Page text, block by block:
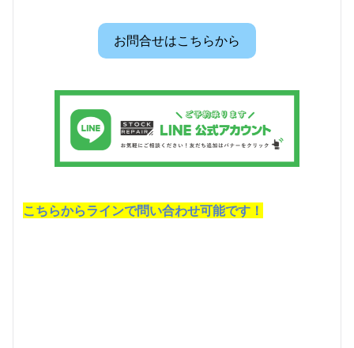
お問合せはこちらから
こちらからラインで問い合わせ可能です！